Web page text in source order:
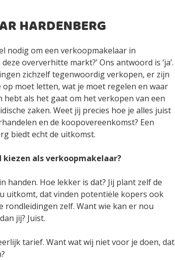
HARDENBERG
nodig om een verkoopmakelaar in
oververhitte markt?’ Ons antwoord is ‘ja’.
zichzelf tegenwoordig verkopen, er zijn
moet letten, wat je moet regelen en waar
hebt als het gaat om het verkopen van een
zaken. Weet jij precies hoe je alles juist
en de koopovereenkomst? Een
biedt echt de uitkomst.
als verkoopmakelaar?
handen. Hoe lekker is dat? Jij plant zelf de
uitkomt, dat vinden potentiële kopers ook
rondleidingen zelf. Want wie kan er nou
jij? Juist.
tarief. Want wat wij niet voor je doen, dat